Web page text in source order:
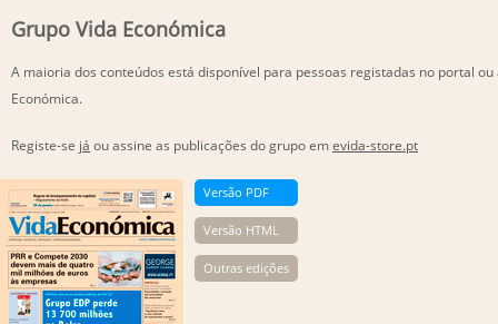
Grupo Vida Económica
A maioria dos conteúdos está disponível para pessoas registadas no portal
Económica.
Registe-se já ou assine as publicações do grupo emevida-store.pt
Versão PDF
Versão HTML
Outras edições